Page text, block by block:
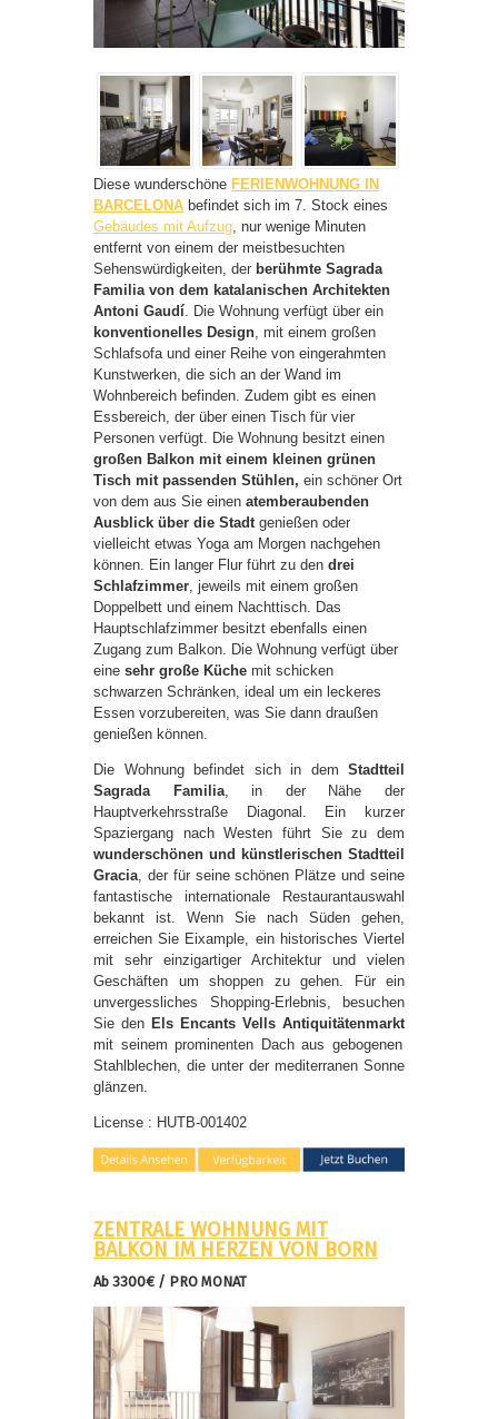
Diese wunderschöne FERIENWOHNUNG IN
BARCELONA befindet sich im 7. Stock eines
Gebäudes mit Aufzug, nur wenige Minuten
entfernt von einem der meistbesuchten
Sehenswürdigkeiten, der berühmte Sagrada
Familia von dem katalanischen Architekten
Antoni Gaudí. Die Wohnung verfügt über ein
konventionelles Design, mit einem großen
Schlafsofa und einer Reihe von eingerahmten
Kunstwerken, die sich an der Wand im
Wohnbereich befinden. Zudem gibt es einen
Essbereich, der über einen Tisch für vier
Personen verfügt. Die Wohnung besitzt einen
großen Balkon mit einem kleinen grünen
Tisch mit passenden Stühlen, ein schöner Ort
von dem aus Sie einen atemberaubenden
Ausblick über die Stadtgenießen oder
vielleicht etwas Yoga am Morgen nachgehen
können. Ein langer Flur führt zu den drei
Schlafzimmer, jeweils mit einem großen
Doppelbett und einem Nachttisch. Das
Hauptschlafzimmer besitzt ebenfalls einen
Zugang zum Balkon. Die Wohnung verfügt über
eine sehr große Küche mit schicken
schwarzen Schränken, ideal um ein leckeres
Essen vorzubereiten, was Sie dann draußen
genießen können.
Die Wohnung befindet sich in dem Stadtteil
Sagrada Familia, in der Nähe der
Hauptverkehrsstraße Diagonal. Ein kurzer
Spaziergang nach Westen führt Sie zu dem
wunderschönen und künstlerischen Stadtteil
Gracia, der für seine schönen Plätze und seine
fantastische internationale Restaurantauswahl
bekannt ist. Wenn Sie nach Süden gehen,
erreichen Sie Eixample, ein historisches Viertel
mit sehr einzigartiger Architektur und vielen
Geschäften um shoppen zu gehen. Für ein
unvergessliches Shopping-Erlebnis, besuchen
Sie den Els Encants Vells Antiquitätenmarkt
mit seinem prominenten Dach aus gebogenen
Stahlblechen, die unter der mediterranen Sonne
glänzen.
License : HUTB-001402
ZENTRALE WOHNUNG MIT
BALKON IM HERZEN VON BORN
Ab 3300€ / PRO MONAT